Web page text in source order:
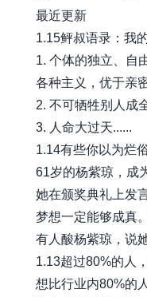
最近更新
1.15鲆叔语录：我
1. 个体的独立、自
各种主义，优于亲
2. 不可牺牲别人成
3. 人命大过天......
1.14有些你以为烂
61岁的杨紫琼，成
她在颁奖典礼上发
梦想一定能够成真
有人酸杨紫琼，说
1.13超过80%的人
想比行业内80%的